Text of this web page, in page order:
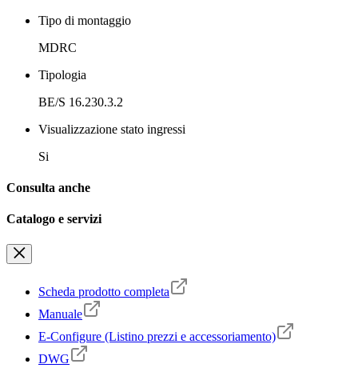
Tipo di montaggio
MDRC
Tipologia
BE/S 16.230.3.2
Visualizzazione stato ingressi
Si
Consulta anche
Catalogo e servizi
Scheda prodotto completa
Manuale
E-Configure (Listino prezzi e accessoriamento)
DWG